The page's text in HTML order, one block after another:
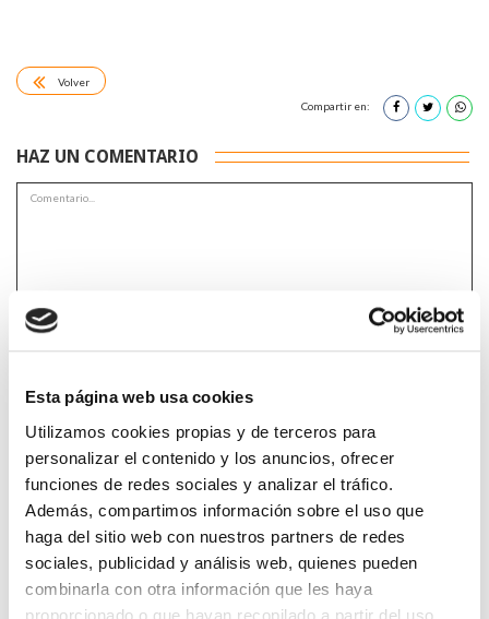
Esta página web usa cookies
Utilizamos cookies propias y de terceros para
personalizar el contenido y los anuncios, ofrecer
funciones de redes sociales y analizar el tráfico.
Además, compartimos información sobre el uso que
haga del sitio web con nuestros partners de redes
sociales, publicidad y análisis web, quienes pueden
combinarla con otra información que les haya
proporcionado o que hayan recopilado a partir del uso
Volver
Compartir en:
HAZ UN COMENTARIO
*Campos obligatorios
Política de privacidad
DESTACADAS
SANIDAD CREA UN DIPLOMA OFICIAL PARA RECONOCER LA
LABOR DE LOS TUTORES DE RESIDENTES